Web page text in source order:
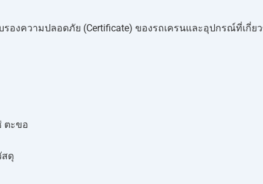
รองความปลอดภัย (Certificate) ของรถเครนและอุปกรณ์ที่เกี่ย
ตะขอ
สดุ